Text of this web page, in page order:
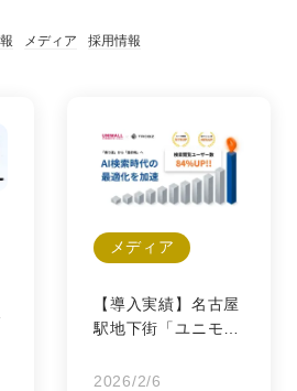
メディア 採用情報
メディア
【導入実績】名古屋
駅地下街「ユニモー
化で閲覧数が約84%
2026/2/6